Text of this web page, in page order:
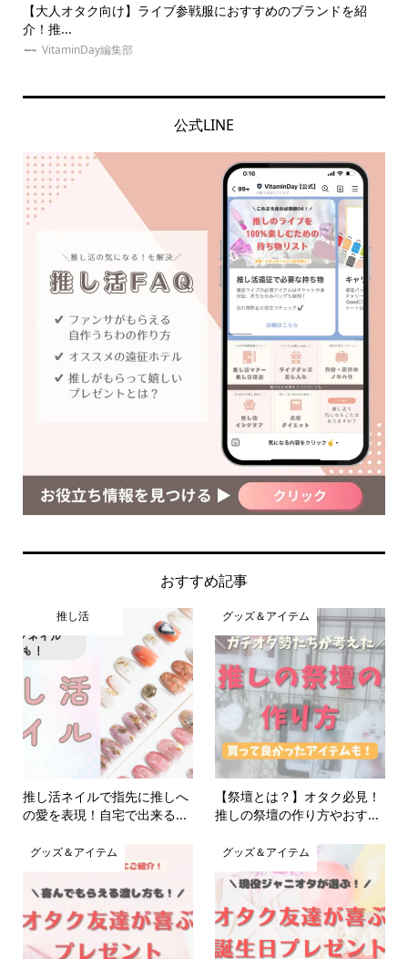
【大人オタク向け】ライブ参戦服におすすめのブランドを紹
介！推...
VitaminDay編集部
公式LINE
おすすめ記事
推し活
推し活ネイルで指先に推しへ
の愛を表現！自宅で出来る...
グッズ＆アイテム
【祭壇とは？】オタク必見！
推しの祭壇の作り方やおす...
グッズ＆アイテム グッズ＆アイテム